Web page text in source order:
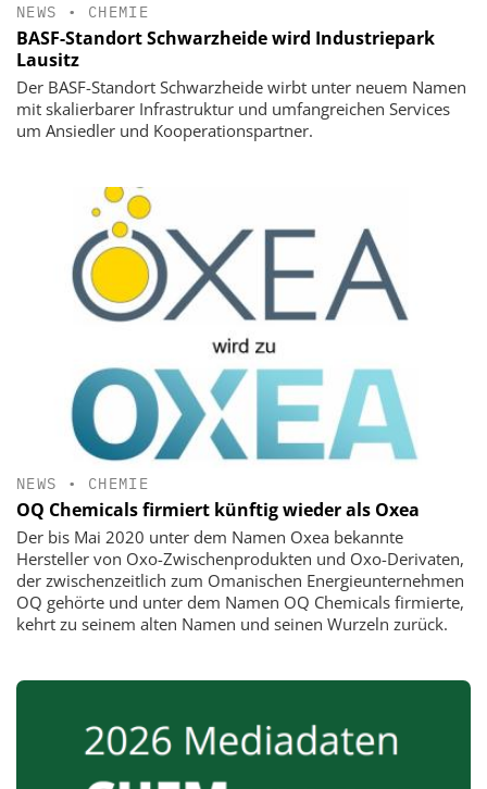
NEWS • CHEMIE
BASF-Standort Schwarzheide wird Industriepark
Lausitz
Der BASF-Standort Schwarzheide wirbt unter neuem Namen
mit skalierbarer Infrastruktur und umfangreichen Services
um Ansiedler und Kooperationspartner.
NEWS • CHEMIE
OQ Chemicals firmiert künftig wieder als Oxea
Der bis Mai 2020 unter dem Namen Oxea bekannte
Hersteller von Oxo-Zwischenprodukten und Oxo-Derivaten,
der zwischenzeitlich zum Omanischen Energieunternehmen
OQ gehörte und unter dem Namen OQ Chemicals firmierte,
kehrt zu seinem alten Namen und seinen Wurzeln zurück.